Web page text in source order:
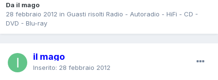
Da il mago
28 febbraio 2012 in Guasti risolti Radio - Autoradio - HiFi - CD -
DVD - Blu-ray
il mago
Inserito: 28 febbraio 2012